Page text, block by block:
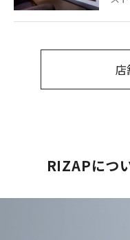
店
RIZAPにつ